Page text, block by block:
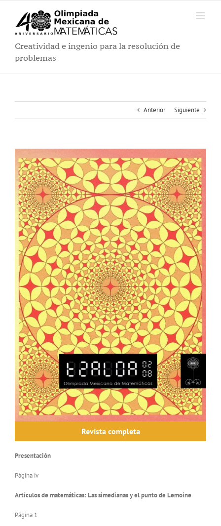
contenido
Creatividad e ingenio para la resolución de
problemas
Anterior Siguiente
Revista completa
Presentación
Página iv
Artículos de matemáticas: Las simedianas y el punto de Lemoine
Página 1